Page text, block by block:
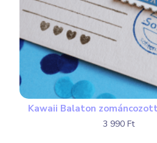
Kawaii Balaton
3 990 Ft